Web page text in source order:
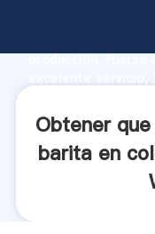
producción, fuerza
aporta valores a
Obtener
barita en